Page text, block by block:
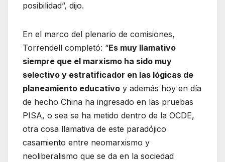
posibilidad”, dijo.
En el marco del plenario de comisiones,
Torrendell completó: “Es muy llamativo
siempre que el marxismo ha sido muy
selectivo y estratificador en las lógicas de
planeamiento educativo y además hoy en día
de hecho China ha ingresado en las pruebas
PISA, o sea se ha metido dentro de la OCDE,
otra cosa llamativa de este paradójico
casamiento entre neomarxismo y
neoliberalismo que se da en la sociedad